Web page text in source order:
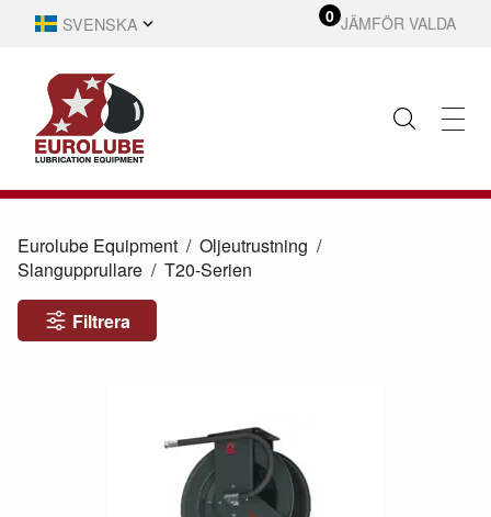
SVENSKA
0 JÄMFÖR VALDA
Eurolube Equipment
Oljeutrustning
Slangupprullare
T20-Serien
Filtrera